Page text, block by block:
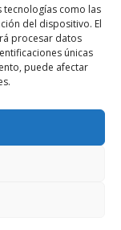
tecnologías como las
del dispositivo. El
procesar datos
únicas
puede afectar
los derechos
reservados.